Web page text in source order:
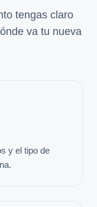
tengas claro
va tu nueva
y el tipo de